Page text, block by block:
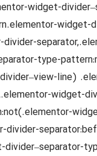
widget-
widget-
divider-
type-
line)
widget-
divider-
divider–separator-